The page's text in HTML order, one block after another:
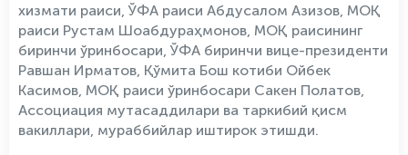
хизмати раиси, ЎФА раиси Абдусалом Азизов, МОҚ
раиси Рустам Шоабдураҳмонов, МОҚ раисининг
биринчи ўринбосари, ЎФА биринчи вице-президенти
Равшан Ирматов, Қўмита Бош котиби Ойбек
Касимов, МОҚ раиси ўринбосари Сакен Полатов,
Ассоциация мутасаддилари ва таркибий қисм
вакиллари, мураббийлар иштирок этишди.